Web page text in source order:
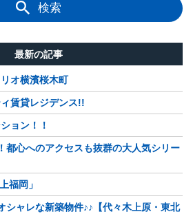
検索
最新の記事
オ横濱桜木町
ィ賃貸レジデンス!!
ョン！！
都心へのアクセスも抜群の大人気シリー
福岡」
シャレな新築物件♪♪【代々木上原・東北